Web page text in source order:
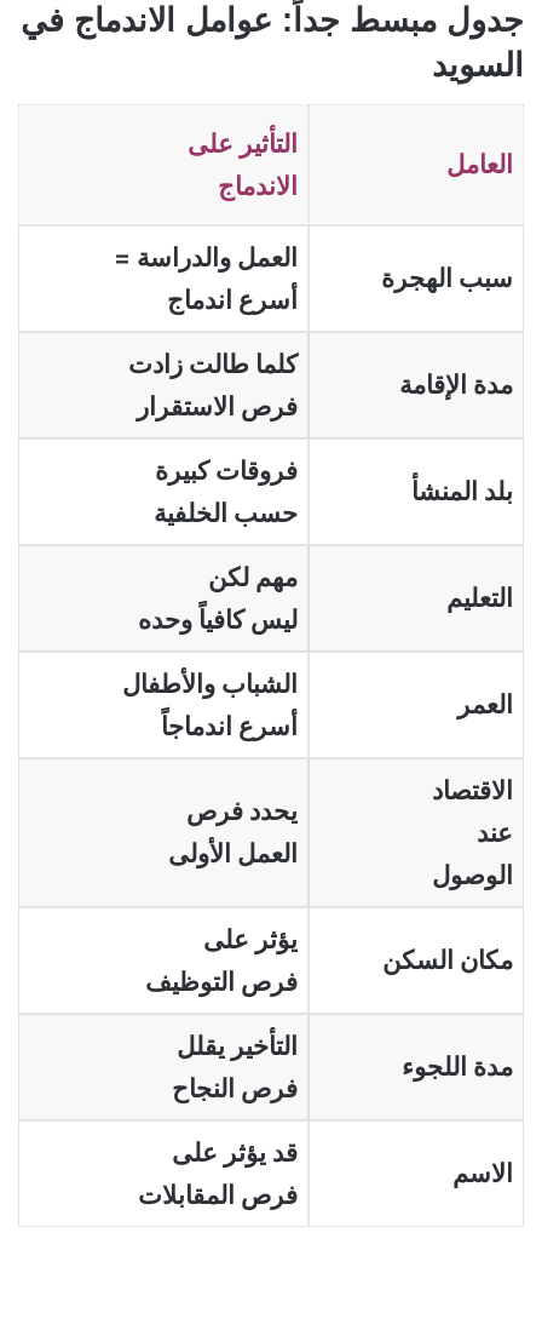
جدول مبسط جداً: عوامل الاندماج في
السويد
العامل
التأثير على
الاندماج
سبب الهجرة
العمل والدراسة =
أسرع اندماج
مدة الإقامة
كلما طالت زادت
فرص الاستقرار
بلد المنشأ
فروقات كبيرة
حسب الخلفية
التعليم
مهم لكن
ليس كافياً وحده
العمر
الشباب والأطفال
أسرع اندماجاً
الاقتصاد
عند
الوصول
يحدد فرص
العمل الأولى
مكان السكن
يؤثر على
فرص التوظيف
مدة اللجوء
التأخير يقلل
فرص النجاح
الاسم
قد يؤثر على
فرص المقابلات